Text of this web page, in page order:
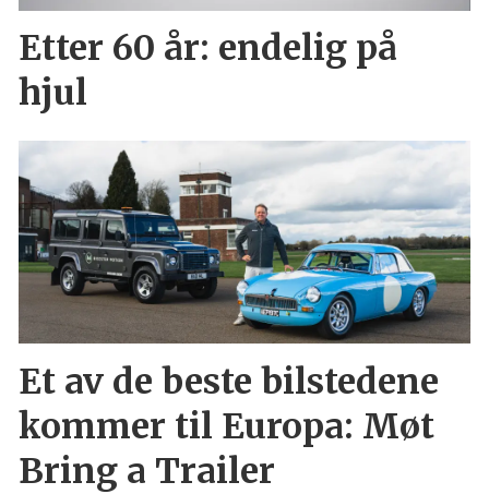
Etter 60 år: endelig på
hjul
Et av de beste bilstedene
kommer til Europa: Møt
Bring a Trailer